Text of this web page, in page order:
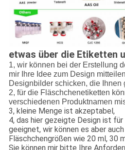
etwas über die Etiketten
1, wir können bei der Erstellung
mir Ihre Idee zum Design
Designbilder schicken, die Ihnen
2, für die Fläschchenetiketten
verschiedenen Produktnamen
3, kleine Menge ist akzeptabel,
4, das hier gezeigte Design ist
geeignet, wir können es aber
Fläschchengrößen wie 20 ml, 30
Sie können mir bitte Ihre